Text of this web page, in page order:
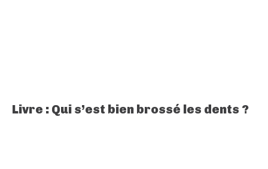
Livre : Qui s’est bien brossé les dents ?